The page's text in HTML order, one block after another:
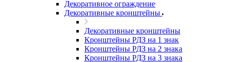
Декоративное ограждение
Декоративные кронштейны
Декоративные кронштейны
Кронштейны РДЗ на 1 знак
Кронштейны РДЗ на 2 знака
Кронштейны РДЗ на 3 знака